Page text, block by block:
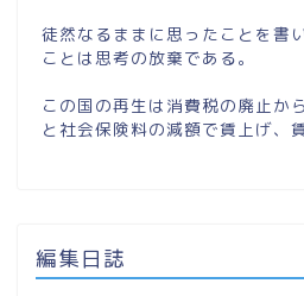
徒然なるままに思ったことを書
ことは思考の放棄である。
この国の再生は消費税の廃止か
と社会保険料の減額で賃上げ、
編集日誌